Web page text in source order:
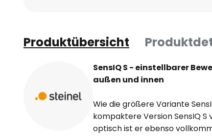
Produktübersicht
SensIQ S - einstellbarer
außen und innen
Wie die größere Variante
kompaktere Version SensIQ
optisch ist er ebenso